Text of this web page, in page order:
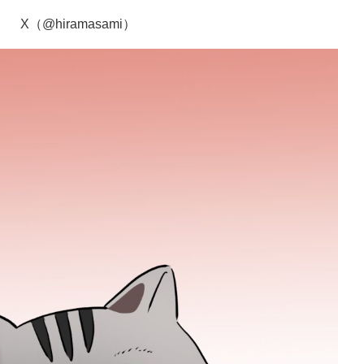
X（@hiramasami）